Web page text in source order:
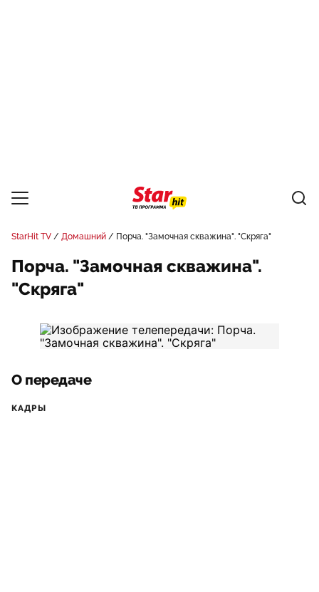
StarHit TV Домашний Порча. "Замочная скважина". "Скряга"
Порча. "Замочная скважина".
"Скряга"
О передаче
КАДРЫ